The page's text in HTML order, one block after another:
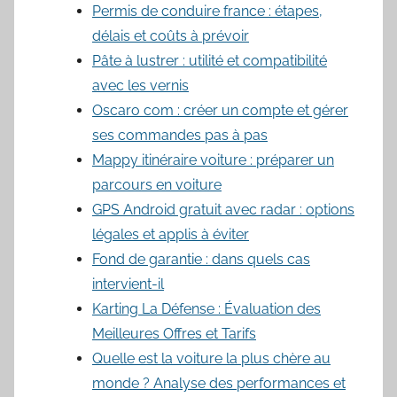
Permis de conduire france : étapes,
délais et coûts à prévoir
Pâte à lustrer : utilité et compatibilité
avec les vernis
Oscaro com : créer un compte et gérer
ses commandes pas à pas
Mappy itinéraire voiture : préparer un
parcours en voiture
GPS Android gratuit avec radar : options
légales et applis à éviter
Fond de garantie : dans quels cas
intervient-il
Karting La Défense : Évaluation des
Meilleures Offres et Tarifs
Quelle est la voiture la plus chère au
monde ? Analyse des performances et